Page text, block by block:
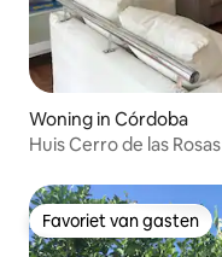
Woning in Córdoba
Huis Cerro de las Rosas
Favoriet van gasten
Favoriet van gasten